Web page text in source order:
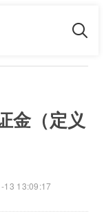
金（定义
13 13:09:17